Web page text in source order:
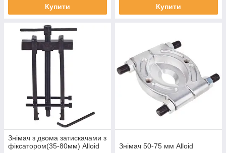
Купити Купити
Знімач з двома затискачами з
фіксатором(35-80мм) Alloid
Знімач 50-75 мм Alloid